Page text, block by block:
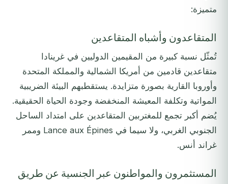
متميزة:
المتقاعدون وأشباه المتقاعدين
تُمثّل نسبة كبيرة من المقيمين الدوليين في غرينادا
متقاعدين قادمين من أمريكا الشمالية والمملكة المتحدة
وأوروبا القارية بصورة متزايدة. يستقطبهم البيئة الضريبية
المواتية وتكلفة المعيشة المنخفضة وجودة الحياة الحقيقية.
يُضم أكبر تجمع للمغتربين المتقاعدين على امتداد الساحل
الجنوبي الغربي، ولا سيما في Lance aux Épines وممر
غراند أنس.
المستثمرون والمواطنون عبر الجنسية عن طريق